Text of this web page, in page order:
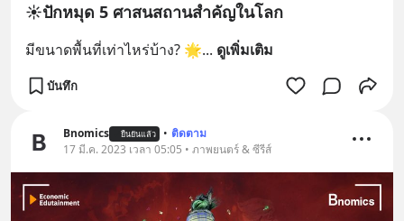
☀️​ปัก​หมุด​ 5 ศาสนสถาน​สำคัญ​ใน​โลก
มี​ขนาดพื้นที่​เท่าไหร่บ้าง? 🌟... ดูเพิ่มเติม
บันทึก
Bnomics ยืนยันแล้ว • ติดตาม
17 มี.ค. 2023 เวลา 05:05 • ภาพยนตร์ & ซีรีส์